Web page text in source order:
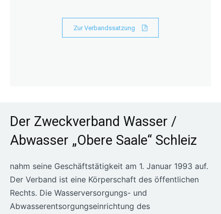
Zur Verbandssatzung
Der Zweckverband Wasser /
Abwasser „Obere Saale“ Schleiz
nahm seine Geschäftstätigkeit am 1. Januar 1993 auf.
Der Verband ist eine Körperschaft des öffentlichen
Rechts. Die Wasserversorgungs- und
Abwasserentsorgungseinrichtung des